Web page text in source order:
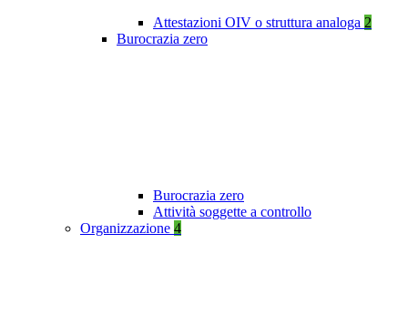
Attestazioni OIV o struttura analoga 2
Burocrazia zero
Burocrazia zero
Attività soggette a controllo
Organizzazione 4